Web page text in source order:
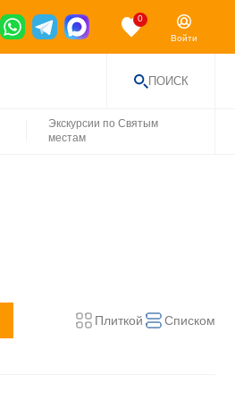
0
Войти
ПОИСК
НАЙТИ
Экскурсии по Святым
местам
Плиткой Списком